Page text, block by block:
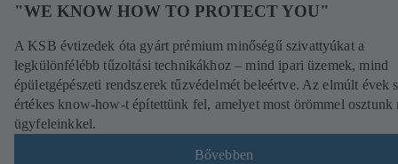
"WE KNOW HOW TO PROTECT YOU"
A KSB évtizedek óta gyárt prémium minőségű szivattyúkat a
legkülönfélébb tűzoltási technikákhoz – mind ipari üzemek, mind
épületgépészeti rendszerek tűzvédelmét beleértve. Az elmúlt évek
értékes know-how-t építettünk fel, amelyet most örömmel osztunk
ügyfeleinkkel.
Bővebben